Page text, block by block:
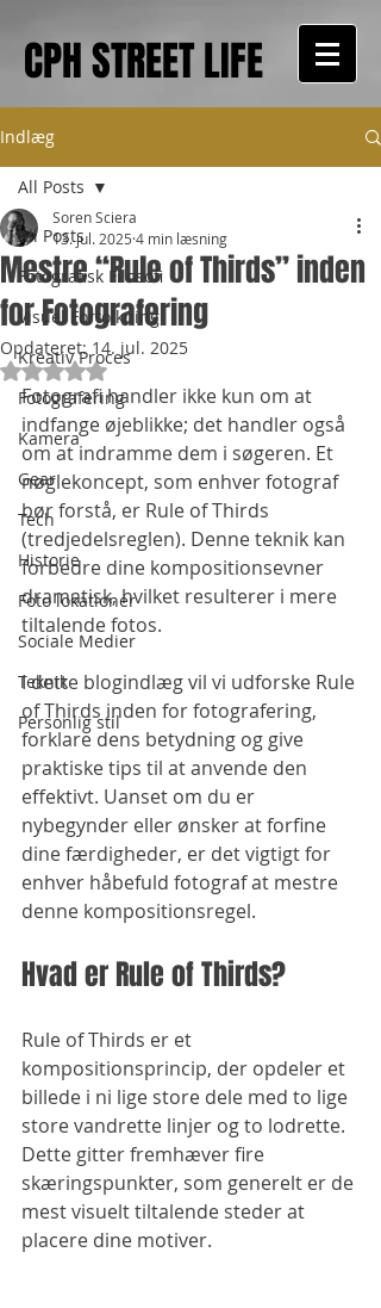
CPH STREET LIFE
Indlæg
All Posts
Fotografisk Filosofi
Visuel Fortolkning
Kreativ Proces
Fotografering
Kamera
Gear
Tech
Historie
Foto lokationer
Sociale Medier
Teknik
Personlig stil
All Posts
Mestre “Rule of Thirds” inden
for Fotografering
Soren Sciera
13. jul. 2025 4 min læsning
Opdateret: 14. jul. 2025
Bedømt til NaN ud af 5 stjerner.
Fotografi handler ikke kun om at
indfange øjeblikke; det handler også
om at indramme dem i søgeren. Et
nøglekoncept, som enhver fotograf
bør forstå, er Rule of Thirds
(tredjedelsreglen). Denne teknik kan
forbedre dine kompositionsevner
dramatisk, hvilket resulterer i mere
tiltalende fotos.
I dette blogindlæg vil vi udforske Rule
of Thirds inden for fotografering,
forklare dens betydning og give
praktiske tips til at anvende den
effektivt. Uanset om du er
nybegynder eller ønsker at forfine
dine færdigheder, er det vigtigt for
enhver håbefuld fotograf at mestre
denne kompositionsregel.
Hvad er Rule of Thirds?
Rule of Thirds er et
kompositionsprincip, der opdeler et
billede i ni lige store dele med to lige
store vandrette linjer og to lodrette.
Dette gitter fremhæver fire
skæringspunkter, som generelt er de
mest visuelt tiltalende steder at
placere dine motiver.